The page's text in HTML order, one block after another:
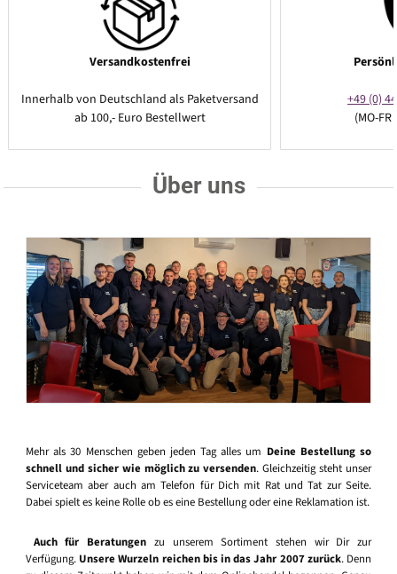
Versandkostenfrei
Innerhalb von Deutschland als Paketversand
ab 100,- Euro Bestellwert
+49 (0)
(MO-
Über uns
Mehr als 30 Menschen geben jeden Tag alles um Deine Bestellung so
schnell und sicher wie möglich zu versenden. Gleichzeitig steht unser
Serviceteam aber auch am Telefon für Dich mit Rat und Tat zur Seite.
Dabei spielt es keine Rolle ob es eine Bestellung oder eine Reklamation ist.
Auch für Beratungen zu unserem Sortiment stehen wir Dir zur
Verfügung. Unsere Wurzeln reichen bis in das Jahr 2007 zurück. Denn